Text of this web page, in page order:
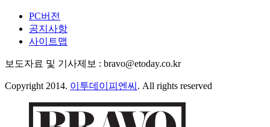
PC버전
공지사항
사이트맵
보도자료 및 기사제보 : bravo@etoday.co.kr
Copyright 2014. 이투데이피엔씨 . All rights reserved